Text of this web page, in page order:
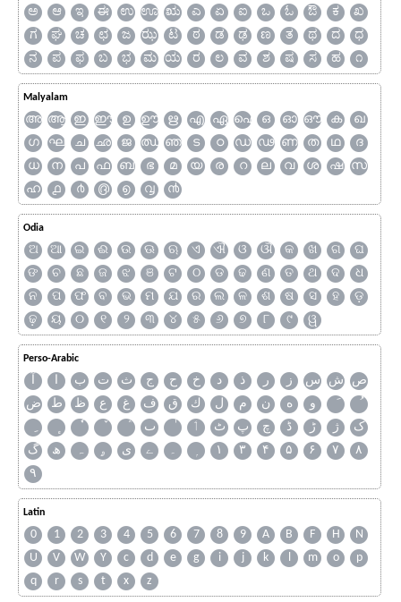
ಅ ಆ ಇ ಈ ಉ ಊ ಋ ಎ ಏ ಐ ಒ ಓ ಔ ಕ
ಖ
ಗ
ಘ ಚ ಛ ಜ ಝ ಟ ಠ ಡ ಢ ಣ ತ ಥ ದ
ಧ
ನ
ಪ ಫ ಬ ಭ ಮ ಯ ರ ಲ ವ ಶ ಷ ಸ ಹ ೧
Malyalam
അ ആ ഇ ഈ ഉ ഊ ഋ എ ഏ ഐ ഒ ഓ ഔ ക
ഖ
ഗ
ഘ ച ഛ ജ ഝ ഞ ട ഠ ഡ ഢ ണ ത ഥ
ദ
ധ
ന പ ഫ ബ ഭ മ യ ര റ ല വ ശ ഷ
സ
ഹ
൧ ൪ ൫ ൭ ൮ ൯
Odia
ଅ ଆ ଇ ଈ ଉ ଊ ଋ ଏ ଐ ଓ ଔ କ ଖ ଗ
ଘ
ଙ
ଚ ଛ ଜ ଝ ଞ ଟ ଠ ଡ ଢ ଣ ତ ଥ ଦ
ଧ
ନ
ପ ଫ ବ ଭ ମ ଯ ର ଲ ଳ ଶ ଷ ସ ହ
ଡ଼
ଢ଼
ୟ ୦ ୧ ୨ ୩ ୪ ୫ ୬ ୭ ୮ ୯ ୱ
Perso-Arabic
آ ا ب ت ث ج ح خ د ذ ر ز س ش ص
ض
ط ظ ع غ ف ق ك ل م ن ه
و
ٮ
ٲ ٹ پ چ ڈ ڑ ژ
ک
گ
ھ ہ ۄ ی ے ۔ ۱ ۳ ۴ ۵ ۶ ۷
۸
۹
Latin
0 1 2 3 4 5 6 7 8 9 A B F H
N
U
V W Y c d e g i j k l m o
p
q
r s t x z